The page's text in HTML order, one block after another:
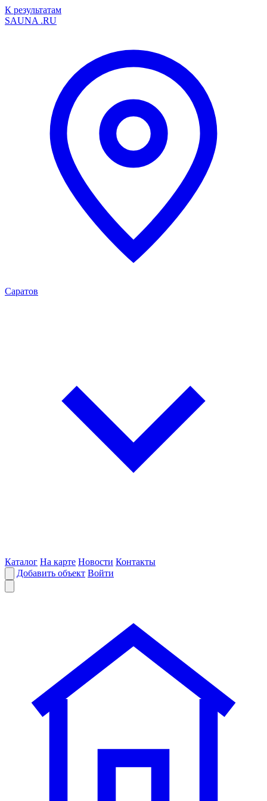
К результатам
SAUNA .RU
Саратов
Каталог На карте Новости Контакты
Добавить объект Войти